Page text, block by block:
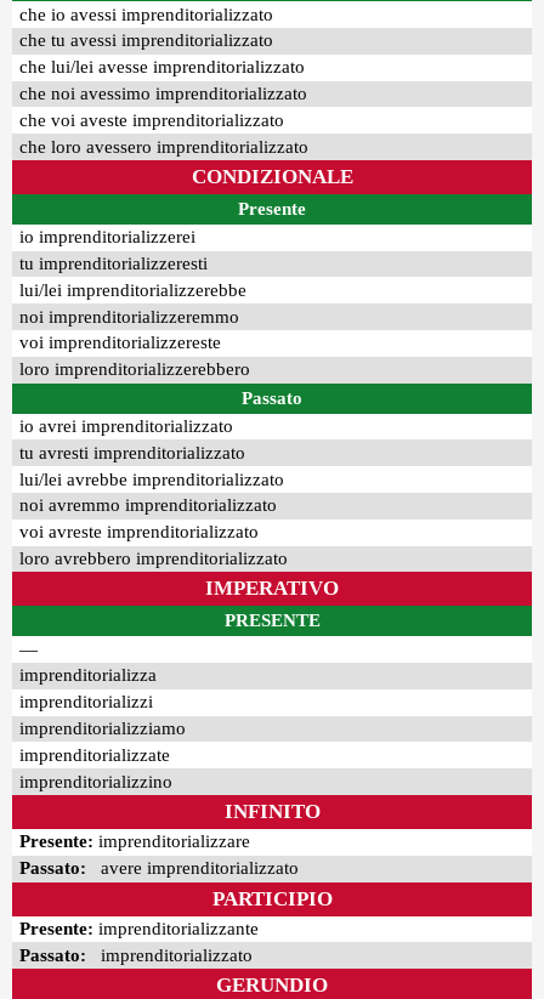
che io avessi imprenditorializzato
che tu avessi imprenditorializzato
che lui/lei avesse imprenditorializzato
che noi avessimo imprenditorializzato
che voi aveste imprenditorializzato
che loro avessero imprenditorializzato
CONDIZIONALE
Presente
io imprenditorializzerei
tu imprenditorializzeresti
lui/lei imprenditorializzerebbe
noi imprenditorializzeremmo
voi imprenditorializzereste
loro imprenditorializzerebbero
Passato
io avrei imprenditorializzato
tu avresti imprenditorializzato
lui/lei avrebbe imprenditorializzato
noi avremmo imprenditorializzato
voi avreste imprenditorializzato
loro avrebbero imprenditorializzato
IMPERATIVO
PRESENTE
—
imprenditorializza
imprenditorializzi
imprenditorializziamo
imprenditorializzate
imprenditorializzino
INFINITO
Presente: imprenditorializzare
Passato: avere imprenditorializzato
PARTICIPIO
Presente: imprenditorializzante
Passato: imprenditorializzato
GERUNDIO